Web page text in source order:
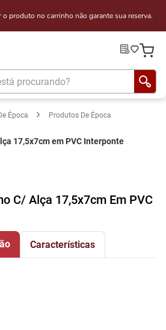
produto no carrinho não garante sua reserva.
procurando?
Época
Produtos De Época
17,5x7cm em PVC Interponte
C/ Alça 17,5x7cm Em PVC
Características